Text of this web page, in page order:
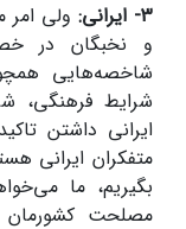
3- ایرانی:
ولی امر
و نخبگان در
شاخصه‌هایی
شرایط فرهنگی،
ایرانی داشتن
متفکران ایرانی
بگیریم، ما
مصلحت کشورمان